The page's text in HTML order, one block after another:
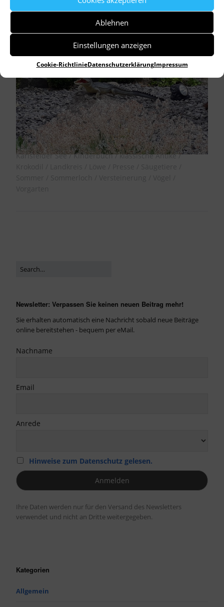
Ablehnen
Einstellungen anzeigen
Cookie-RichtlinieDatenschutzerklärungImpressum
byDr. Birgitta Unger-Richter
Allgemein
Aktfiguren
Alexander Paglialunga
Bayern
Calimero
Dachau Emil Freistaat Bayern
Gabionen
Gartlerin
Geröllfelder Heimatforscher
Ilsa
Oberbauer
Insekten Kältestarre
Karlsfeld
Karlsfelder See
Kinderbuch
klassische Antike
Newsletter: Verpassen Sie keinen neuen Beitrag mehr!
Sie erhalten automatisch eine Nachricht sobald neue Beiträge
online bereitstehen - bequem per eMail.
Nachname
Email
Anrede
Hinweise zum Datenschutz gelesen.
Ihre Daten werden nur für den Versand des Newsletters
verwendet und nicht an Dritte weitergegeben.
Kategorien
Allgemein